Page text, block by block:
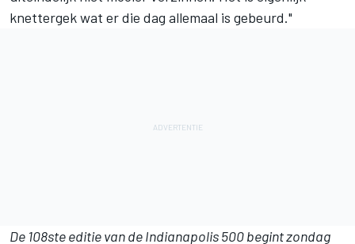
knettergek wat er die dag allemaal is gebeurd."
De 108ste editie van de Indianapolis 500 begint zondag